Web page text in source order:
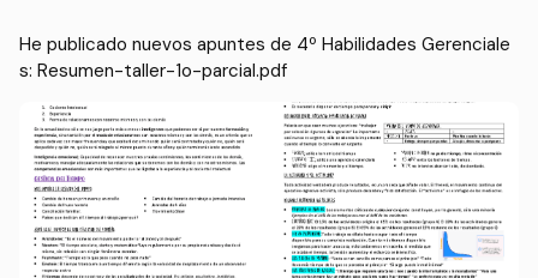
He publicado nuevos apuntes de 4º Habilidades Gerenciale
s: Resumen-taller-1o-parcial.pdf